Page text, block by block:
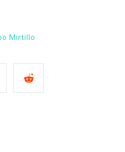
Mirtillo